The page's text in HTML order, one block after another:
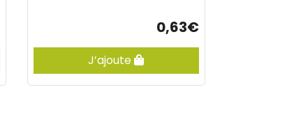
0,63€
J’ajoute